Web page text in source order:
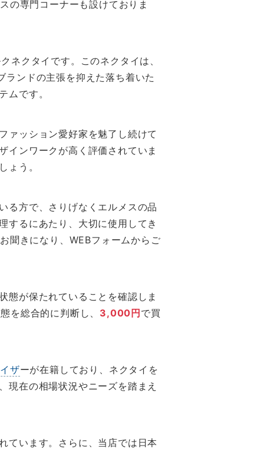
の専門コーナーも設けておりま
ネクタイです。このネクタイは、
ンドの主張を抑えた落ち着いた
ムです。
ァッション愛好家を魅了し続けて
インワークが高く評価されていま
ょう。
る方で、さりげなくエルメスの品
するにあたり、大切に使用してき
聞きになり、WEBフォームからご
態が保たれていることを確認しま
を総合的に判断し、 3,000円 で買
ザーが在籍しており、ネクタイを
現在の相場状況やニーズを踏まえ
ています。さらに、当店では日本